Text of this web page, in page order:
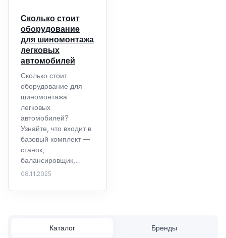
Каталог Бренды
Сколько стоит
оборудование
для шиномонтажа
легковых
автомобилей
Сколько стоит
оборудование для
шиномонтажа
легковых
автомобилей?
Узнайте, что входит в
базовый комплект —
станок,
балансировщик,…
08.11.2025